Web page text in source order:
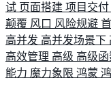
试 页面搭建 项目交付
颠覆 风口 风险规避
高并发 高并发场景下
高效管理 高级 高级
能力 魔力象限 鸿蒙